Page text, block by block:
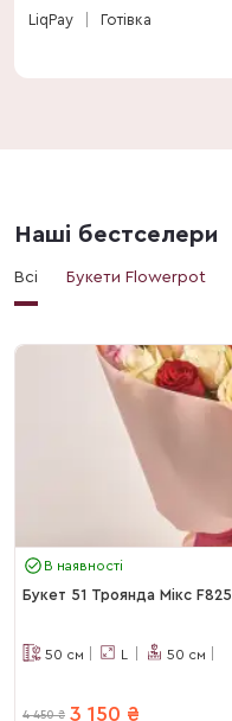
LiqPay Готівка
Наші бестселери
Всі Букети Flowerpot
В наявності
Букет 51 Троянда Мікс F825
50 см L 50 см
4 450 ₴ 3 150 ₴